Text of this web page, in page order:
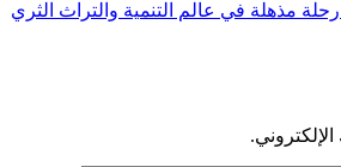
مذهلة في عالم التنمية والتراث الثري